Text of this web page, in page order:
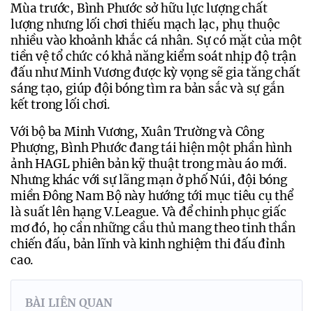
Mùa trước, Bình Phước sở hữu lực lượng chất
lượng nhưng lối chơi thiếu mạch lạc, phụ thuộc
nhiều vào khoảnh khắc cá nhân. Sự có mặt của một
tiền vệ tổ chức có khả năng kiểm soát nhịp độ trận
đấu như Minh Vương được kỳ vọng sẽ gia tăng chất
sáng tạo, giúp đội bóng tìm ra bản sắc và sự gắn
kết trong lối chơi.
Với bộ ba Minh Vương, Xuân Trường và Công
Phượng, Bình Phước đang tái hiện một phần hình
ảnh HAGL phiên bản kỹ thuật trong màu áo mới.
Nhưng khác với sự lãng mạn ở phố Núi, đội bóng
miền Đông Nam Bộ này hướng tới mục tiêu cụ thể
là suất lên hạng V.League. Và để chinh phục giấc
mơ đó, họ cần những cầu thủ mang theo tinh thần
chiến đấu, bản lĩnh và kinh nghiệm thi đấu đỉnh
cao.
BÀI LIÊN QUAN